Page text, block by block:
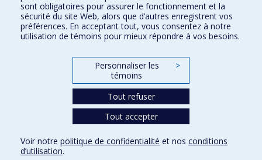
Plan du site
Accessibilité
Conditions d’utilisation
sont obligatoires pour assurer le fonctionnement et la
sécurité du site Web, alors que d’autres enregistrent vos
préférences. En acceptant tout, vous consentez à notre
utilisation de témoins pour mieux répondre à vos besoins.
Personnaliser les
témoins
>
Tout refuser
Tout accepter
Voir notre politique de confidentialité et nos conditions
d’utilisation.